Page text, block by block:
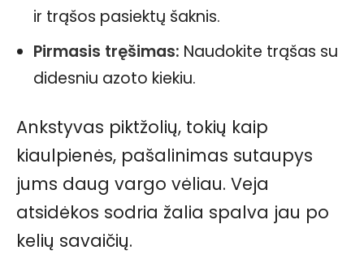
ir trąšos pasiektų šaknis.
Pirmasis tręšimas: Naudokite trąšas su
didesniu azoto kiekiu.
Ankstyvas piktžolių, tokių kaip
kiaulpienės, pašalinimas sutaupys
jums daug vargo vėliau. Veja
atsidėkos sodria žalia spalva jau po
kelių savaičių.